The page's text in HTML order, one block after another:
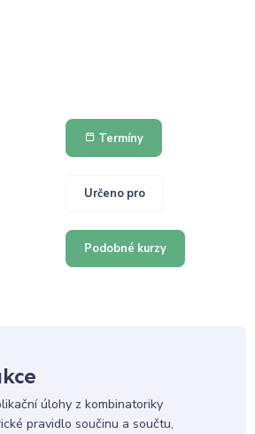
Termíny
Určeno pro
Podobné kurzy
úlohy z kombinatoriky
pravidlo součinu a součtu,